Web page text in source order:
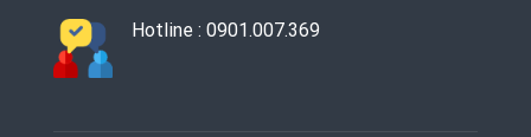
Hotline : 0901.007.369